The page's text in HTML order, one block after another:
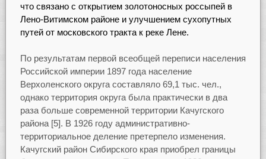
что связано с открытием золотоносных россыпей в
Лено-Витимском районе и улучшением сухопутных
путей от московского тракта к реке Лене.
По результатам первой всеобщей переписи населения
Российской империи 1897 года население
Верхоленского округа составляло 69,1 тыс. чел.,
однако территория округа была практически в два
раза больше современной территории Качугского
района [5]. В 1926 году административно-
территориальное деление претерпело изменения.
Качугский район Сибирского края приобрел границы